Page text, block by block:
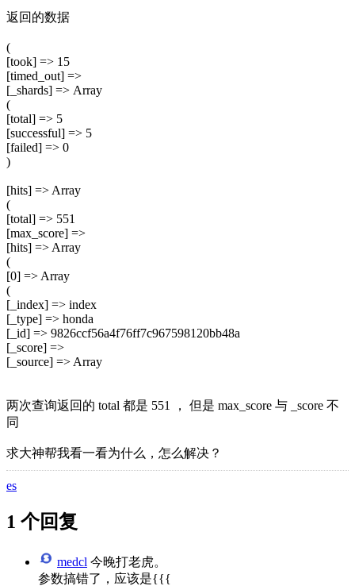
返回的数据
(
[took] => 15
[timed_out] =>
[_shards] => Array
(
[total] => 5
[successful] => 5
[failed] => 0
)
[hits] => Array
(
[total] => 551
[max_score] =>
[hits] => Array
(
[0] => Array
(
[_index] => index
[_type] => honda
[_id] => 9826ccf56a4f76ff7c967598120bb48a
[_score] =>
[_source] => Array
两次查询返回的 total 都是 551 ， 但是 max_score 与 _score 不
同
求大神帮我看一看为什么，怎么解决？
es
1 个回复
medcl 今晚打老虎。
参数搞错了，应该是{{{